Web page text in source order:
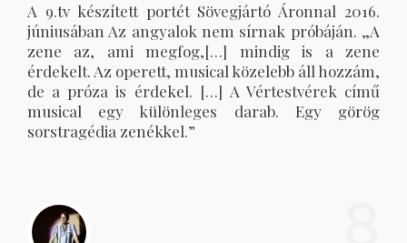
A 9.tv készített portét Sövegjártó Áronnal 2016.
júniusában Az angyalok nem sírnak próbáján. „A
zene az, ami megfog,[…] mindig is a zene
érdekelt. Az operett, musical közelebb áll hozzám,
de a próza is érdekel. […] A Vértestvérek című
musical egy különleges darab. Egy görög
sorstragédia zenékkel.”